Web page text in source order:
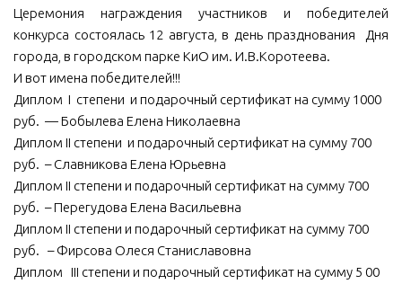
Афиша
Независимая оценка качества
Контакты
Церемония награждения участников и победителей
конкурса состоялась 12 августа, в день празднования Дня
города, в городском парке КиО им. И.В.Коротеева.
И вот имена победителей!!!
Диплом I степени и подарочный сертификат на сумму 1000
руб. — Бобылева Елена Николаевна
Диплом II степени и подарочный сертификат на сумму 700
руб. – Славникова Елена Юрьевна
Диплом II степени и подарочный сертификат на сумму 700
руб. – Перегудова Елена Васильевна
Диплом II степени и подарочный сертификат на сумму 700
руб. – Фирсова Олеся Станиславовна
Диплом III степени и подарочный сертификат на сумму 5 00